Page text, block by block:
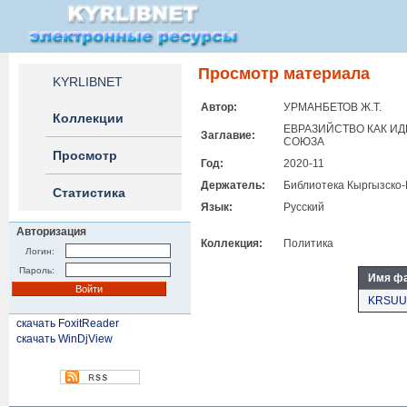
KYRLIBNET
Коллекции
Просмотр
Статистика
Авторизация
Логин:
Пароль:
скачать FoxitReader
скачать WinDjView
Просмотр материала
Автор: УРМАНБЕТОВ Ж.Т.
Заглавие:
ЕВРАЗИЙСТВО КАК
СОЮЗА
Год:
2020-11
Держатель:
Библиотека
Язык:
Русский
Коллекция: Политика
Имя